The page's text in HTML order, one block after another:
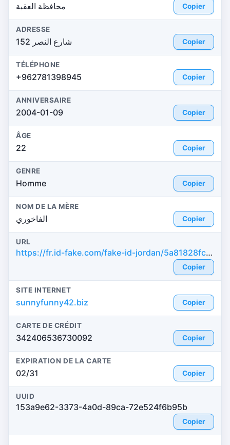
محافظة العقبة Copier
ADRESSE
شارع النصر 152 Copier
TÉLÉPHONE
+962781398945 Copier
ANNIVERSAIRE
2004-01-09 Copier
ÂGE
22 Copier
GENRE
Homme Copier
NOM DE LA MÈRE
الفاخوري Copier
URL
https://fr.id-fake.com/fake-id-jordan/5a81828fce77a898ac27d4b36deb969a
Copier
SITE INTERNET
sunnyfunny42.biz Copier
CARTE DE CRÉDIT
342406536730092 Copier
EXPIRATION DE LA CARTE
02/31 Copier
UUID
153a9e62-3373-4a0d-89ca-72e524f6b95b
Copier